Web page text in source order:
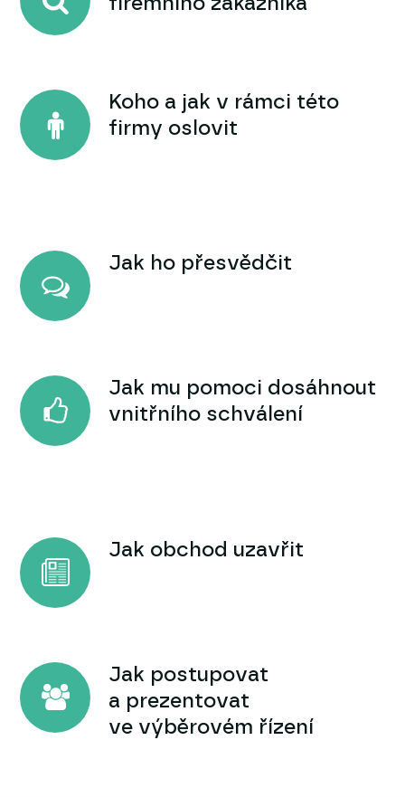
firemního zákazníka
Koho a jak v rámci této
firmy oslovit
Jak ho přesvědčit
Jak mu pomoci dosáhnout
vnitřního schválení
Jak obchod uzavřit
Jak postupovat
a prezentovat
ve výběrovém řízení